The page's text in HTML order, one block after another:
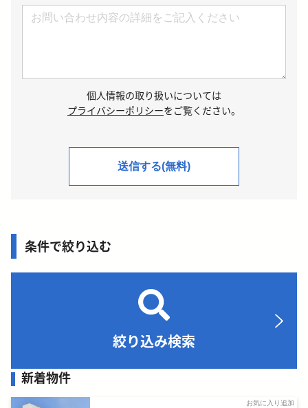
個人情報の取り扱いについては
プライバシーポリシーをご覧ください。
条件で絞り込む
絞り込み検索
新着物件
お気に入り追加